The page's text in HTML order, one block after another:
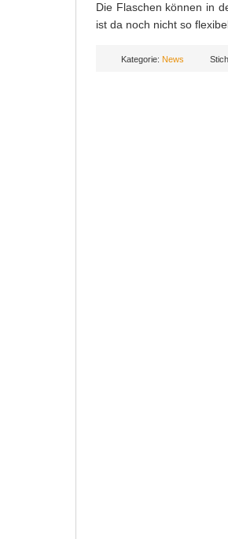
Die Flaschen können in
ist da noch nicht so
Kategorie: News